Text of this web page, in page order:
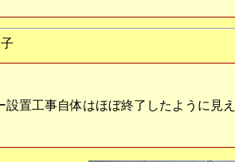
置工事自体はほぼ終了したように見